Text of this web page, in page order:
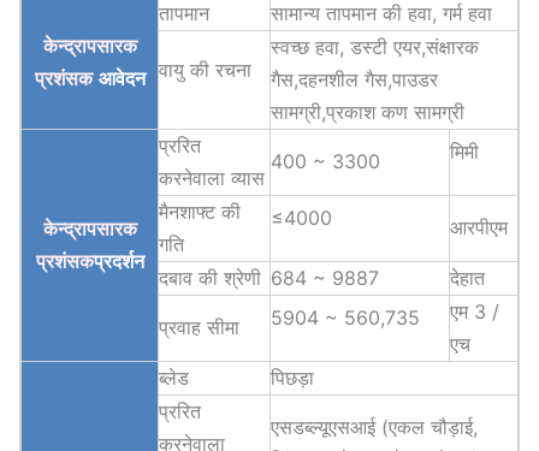
केन्द्रापसारक
प्रशंसक आवेदन
तापमान सामान्य तापमान की हवा, गर्म हवा
वायु की रचना
स्वच्छ हवा, डस्टी एयर,संक्षारक
गैस,दहनशील गैस,पाउडर
सामग्री,प्रकाश कण सामग्री
केन्द्रापसारक
प्रशंसकप्रदर्शन
प्ररित
करनेवाला व्यास
400 ~ 3300 मिमी
मैनशाफ्ट की
गति
≤4000 आरपीएम
दबाव की श्रेणी 684 ~ 9887 देहात
प्रवाह सीमा 5904 ~ 560,735
एम 3 /
एच
ब्लेड
पिछड़ा
प्ररित
करनेवाला
एसडब्ल्यूएसआई (एकल चौड़ाई,